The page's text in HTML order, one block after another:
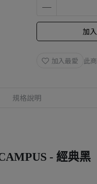
加
加入最愛 此
規格說明
- 經典黑